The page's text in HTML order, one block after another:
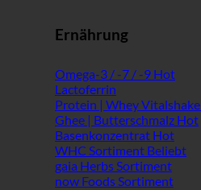
Ernährung
Omega-3 / -7 / -9
Lactoferrin
Protein | Whey Vitalshake
Ghee | Butterschmalz
Basenkonzentrat
WHC Sortiment
gaia Herbs Sortiment
now Foods Sortiment